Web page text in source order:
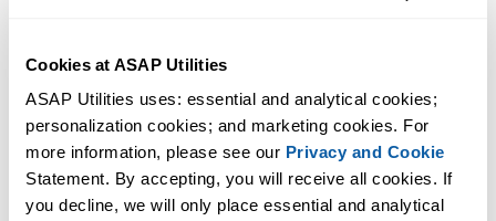
Cookies at ASAP Utilities
ASAP Utilities uses: essential and analytical cookies;
personalization cookies; and marketing cookies. For
more information, please see our Privacy and Cookie
Statement. By accepting, you will receive all cookies. If
you decline, we will only place essential and analytical